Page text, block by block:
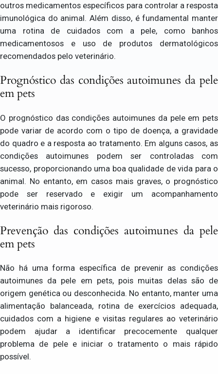
outros medicamentos específicos para controlar a resposta
imunológica do animal. Além disso, é fundamental manter
uma rotina de cuidados com a pele, como banhos
medicamentosos e uso de produtos dermatológicos
recomendados pelo veterinário.
Prognóstico das condições autoimunes da pele
em pets
O prognóstico das condições autoimunes da pele em pets
pode variar de acordo com o tipo de doença, a gravidade
do quadro e a resposta ao tratamento. Em alguns casos, as
condições autoimunes podem ser controladas com
sucesso, proporcionando uma boa qualidade de vida para o
animal. No entanto, em casos mais graves, o prognóstico
pode ser reservado e exigir um acompanhamento
veterinário mais rigoroso.
Prevenção das condições autoimunes da pele
em pets
Não há uma forma específica de prevenir as condições
autoimunes da pele em pets, pois muitas delas são de
origem genética ou desconhecida. No entanto, manter uma
alimentação balanceada, rotina de exercícios adequada,
cuidados com a higiene e visitas regulares ao veterinário
podem ajudar a identificar precocemente qualquer
problema de pele e iniciar o tratamento o mais rápido
possível.